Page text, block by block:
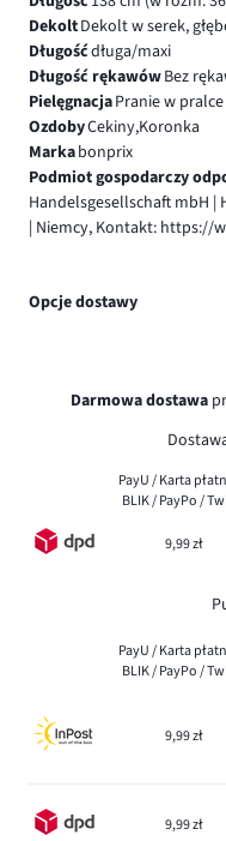
DekoltDekolt w serek,
Długośćdługa/maxi
Długość rękawówBez
PielęgnacjaPranie w pralce
OzdobyCekiny,Koronka
Markabonprix
Podmiot gospodarczy
Handelsgesellschaft mbH |
| Niemcy, Kontakt:
Opcje dostawy
Darmowa dostawa
PayU / Karta
BLIK / PayPo /
9,99 zł
PayU / Karta
BLIK / PayPo /
9,99 zł
9,99 zł